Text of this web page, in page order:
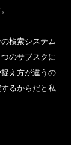
検索システム
のサブスクに
え方が違うの
るからだと私